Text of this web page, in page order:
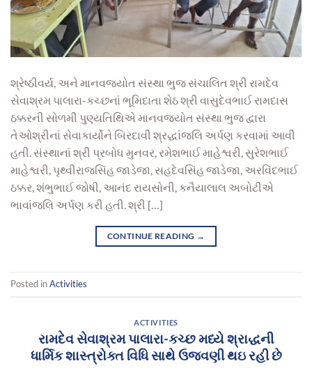
શ્રેષ્ઠીવર્ય, અને માનવજ્યોત સંસ્થા ભુજ સંચાલિત શ્રી રામદેવ
સેવાશ્રમ પાલારા-કચ્છનાં ભૂમિદાતા શેઠ શ્રી વાસુદેવભાઈ રામદાસ
ઠક્કરની સોળમી પુણ્યતિથિએ માનવજયોત સંસ્થા ભુજ દ્વારા
તેઓશ્રીનાં સેવાકાર્યોને બિરદાવી શ્રદ્ધાંજલિ અર્પણ કરવામાં આવી
હતી. સંસ્થાનાં શ્રી પ્રબોધ મુનવર, રમેશભાઈ માહેશ્વરી, સુરેશભાઈ
માહેશ્વરી, પૃથ્વીરાજસિંહ જાડેજા, સહદેવસિંહ જાડેજા, અરવિંદભાઈ
ઠક્કર, શંભુભાઈ જોષી, આનંદ રાયસોની, કનૈયાલાલ અબોટીએ
ભાવાંજલિ અર્પણ કરી હતી. શ્રી […]
CONTINUE READING →
Posted inActivities
ACTIVITIES
રામદેવ સેવાશ્રમ પાલારા-કચ્છ મધ્યે શ્રાદ્ધની
ધાર્મિક શાસ્ત્રોક્ત વિધિ સાથે ઉજવણી થઇ રહી છે